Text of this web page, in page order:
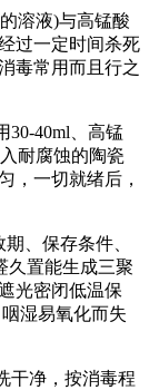
溶液)与高锰酸
过一定时间杀死
毒常用而且行之
40ml、高锰
耐腐蚀的陶瓷
，一切就绪后，
、保存条件、
久置能生成三聚
光密闭低温保
湿易氧化而失
净，按消毒程